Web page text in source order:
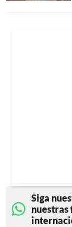
Siga
nuestras